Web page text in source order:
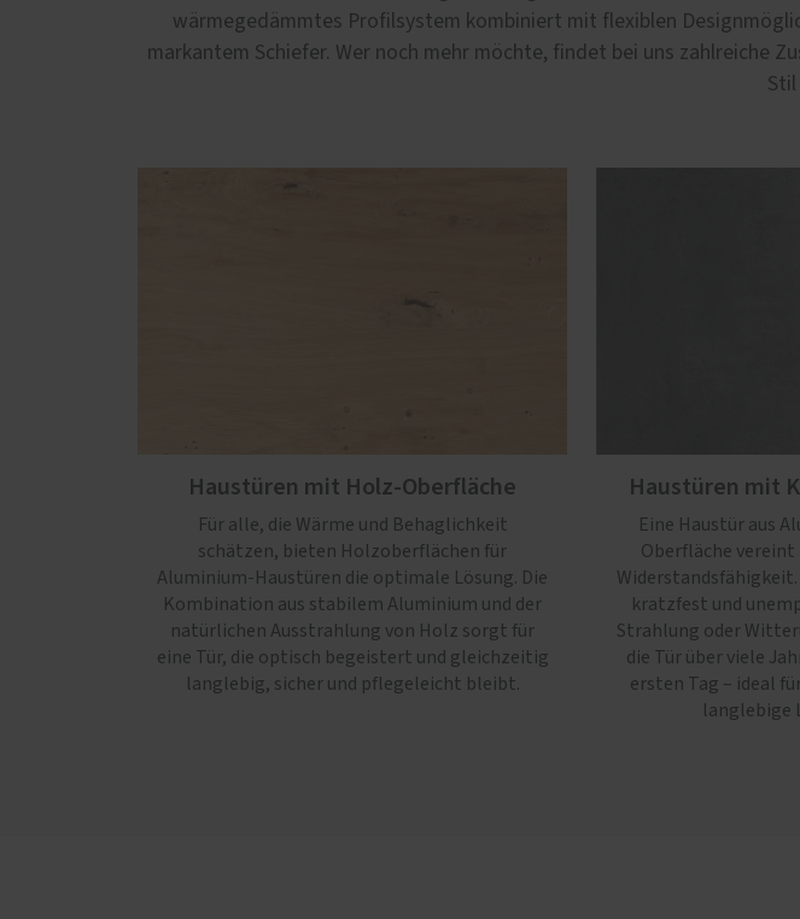
wärmegedämmtes Profilsystem kombiniert mit flexiblen
markantem Schiefer. Wer noch mehr möchte, findet bei uns zahlreiche
Stil
Haustüren mit Holz-Oberfläche
Für alle, die Wärme und Behaglichkeit
schätzen, bieten Holzoberflächen für
Aluminium-Haustüren die optimale Lösung. Die
Kombination aus stabilem Aluminium und der
natürlichen Ausstrahlung von Holz sorgt für
eine Tür, die optisch begeistert und gleichzeitig
langlebig, sicher und pflegeleicht bleibt.
Haustüren mit
Eine Haustür aus
Oberfläche
kratzfest und
Strahlung oder
die Tür über viele
ersten Tag – ideal
langlebige